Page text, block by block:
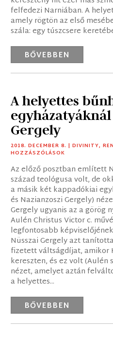
felfedezi Narniában. A
amely rögtön az első
szála: egy túszcsere
BŐVEBBEN
A helyettes
egyházatyáknál
Gergely
2018. DECEMBER 8. |DIVINITY,
HOZZÁSZÓLÁSOK
Az előző posztban említett
század teológusa volt, de
a másik két kappadókiai
és Nazianzoszi Gergely)
Gergely ugyanis az a görög
Aulén Christus Victor c.
legfontosabb
Nüsszai Gergely azt
fizetett váltságdíjat, amikor
kereszten, és ez volt (Aulén
nézet, amelyet aztán
a helyettes...
BŐVEBBEN